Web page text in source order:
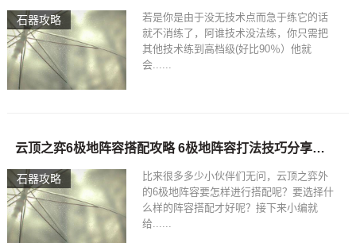
石器攻略
若是你是由于没无技术点而急于练它的话
就不消练了，阿谁技术没法练，你只需把
其他技术练到高档级(好比90％）他就
会......
石器攻略
云顶之弈6极地阵容搭配攻略 6极地阵容打法技巧分享？石器攻略
比来很多多少小伙伴们无问，云顶之弈外
的6极地阵容要怎样进行搭配呢？要选择什
么样的阵容搭配才好呢？接下来小编就
给......